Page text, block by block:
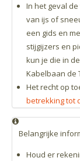
In het geval
van ijs of
een gids en
stijgijzers en
kun je die in
Kabelbaan de
Het recht op
betrekking tot
Belangrijke
Houd er